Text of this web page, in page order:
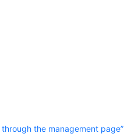
the management page”